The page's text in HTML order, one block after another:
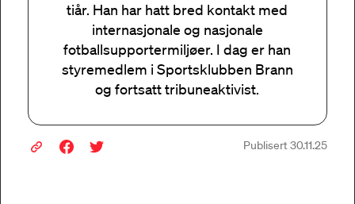
tiår. Han har hatt bred kontakt med
internasjonale og nasjonale
fotballsupportermiljøer. I dag er han
styremedlem i Sportsklubben Brann
og fortsatt tribuneaktivist.
Publisert 30.11.25